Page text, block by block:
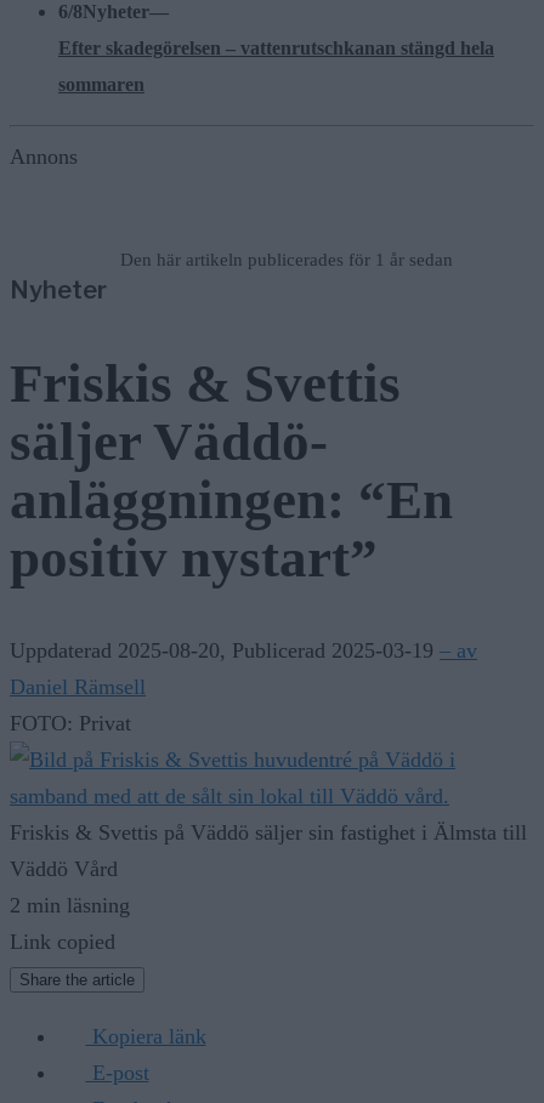
6/8Nyheter—
Efter skadegörelsen – vattenrutschkanan stängd hela
sommaren
Annons
Den här artikeln publicerades för 1 år sedan
Nyheter
Friskis & Svettis
säljer Väddö-
anläggningen: “En
positiv nystart”
Uppdaterad 2025-08-20, Publicerad 2025-03-19 – av
Daniel Rämsell
FOTO: Privat
Friskis & Svettis på Väddö säljer sin fastighet i Älmsta till
Väddö Vård
2 min läsning
Link copied
Share the article
Kopiera länk
E-post